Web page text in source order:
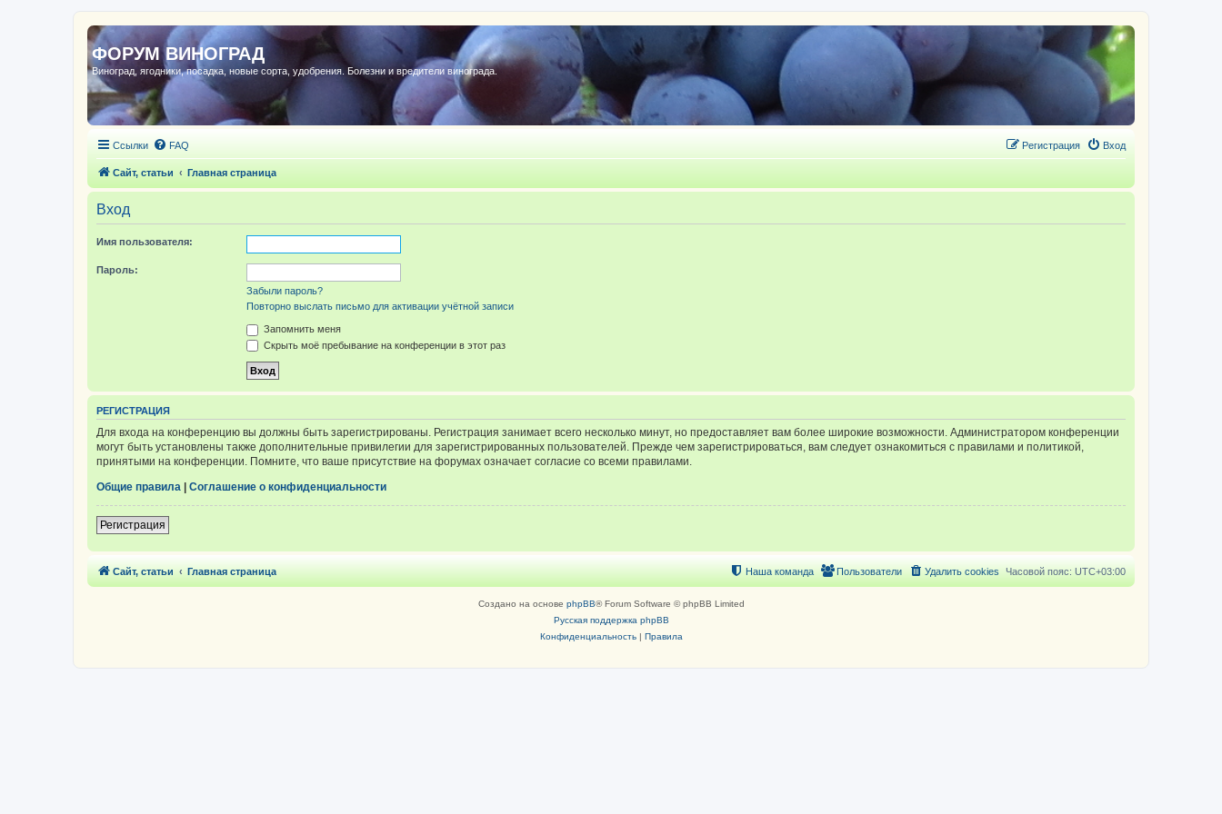
ФОРУМ ВИНОГРАД
Виноград, ягодники, посадка, новые сорта, удобрения. Болезни и вредители винограда.
Ссылки FAQ Вход
Регистрация
Сайт, статьи Главная страница
Вход
Имя пользователя:
Пароль:
Забыли пароль?
Повторно выслать письмо для активации учётной записи
Запомнить меня
Скрыть моё пребывание на конференции в этот раз
РЕГИСТРАЦИЯ
Для входа на конференцию вы должны быть зарегистрированы. Регистрация занимает всего несколько минут, но предоставляет вам более широкие возможности. Администратором конференции
могут быть установлены также дополнительные привилегии для зарегистрированных пользователей. Прежде чем зарегистрироваться, вам следует ознакомиться с правилами и политикой,
принятыми на конференции. Помните, что ваше присутствие на форумах означает согласие со всеми правилами.
Общие правила | Соглашение о конфиденциальности
Регистрация
Сайт, статьи Главная страница Часовой пояс: UTC+03:00
Удалить cookies
Пользователи
Наша команда
Создано на основе phpBB® Forum Software © phpBB Limited
Русская поддержка phpBB
Конфиденциальность| Правила